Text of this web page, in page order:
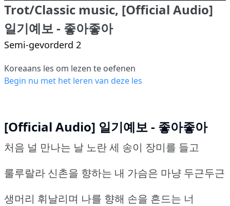
Trot/Classic music, [Official Audio]
일기예보 - 좋아좋아
Semi-gevorderd 2
Koreaans les om lezen te oefenen
Begin nu met het leren van deze les
[Official Audio] 일기예보 - 좋아좋아
처음 널 만나는 날 노란 세 송이 장미를 들고
룰루랄라 신촌을 향하는 내 가슴은 마냥 두근두근
생머리 휘날리며 나를 향해 손을 흔드는 너